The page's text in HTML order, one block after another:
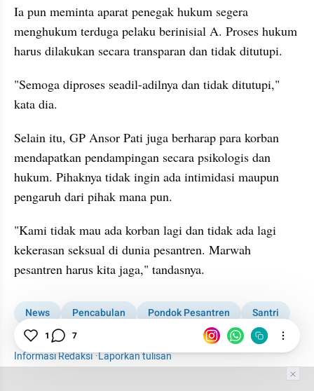
Ia pun meminta aparat penegak hukum segera
menghukum terduga pelaku berinisial A. Proses hukum
harus dilakukan secara transparan dan tidak ditutupi.
"Semoga diproses seadil-adilnya dan tidak ditutupi,"
kata dia.
Selain itu, GP Ansor Pati juga berharap para korban
mendapatkan pendampingan secara psikologis dan
hukum. Pihaknya tidak ingin ada intimidasi maupun
pengaruh dari pihak mana pun.
"Kami tidak mau ada korban lagi dan tidak ada lagi
kekerasan seksual di dunia pesantren. Marwah
pesantren harus kita jaga," tandasnya.
News Pencabulan Pondok Pesantren
Santri
Tersangka
Pencabulan Santriwati di Pati
Informasi Redaksi·Laporkan tulisan
1 7